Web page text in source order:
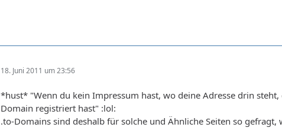
18. Juni 2011 um 23:56
*hust* "Wenn du kein Impressum hast, wo deine Adresse drin
Domain registriert hast" :lol:
.to-Domains sind deshalb für solche und Ähnliche Seiten so